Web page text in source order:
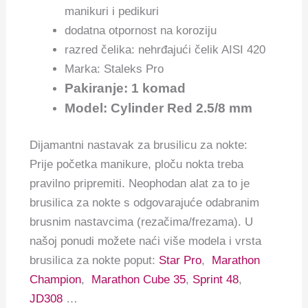
manikuri i pedikuri
dodatna otpornost na koroziju
razred čelika: nehrđajući čelik AISI 420
Marka: Staleks Pro
Pakiranje: 1 komad
Model: Cylinder Red 2.5/8 mm
Dijamantni nastavak za brusilicu za nokte:
Prije početka manikure, ploču nokta treba
pravilno pripremiti. Neophodan alat za to je
brusilica za nokte s odgovarajuće odabranim
brusnim nastavcima (rezačima/frezama). U
našoj ponudi možete naći više modela i vrsta
brusilica za nokte poput: Star Pro, Marathon
Champion, Marathon Cube 35, Sprint 48,
JD308 …